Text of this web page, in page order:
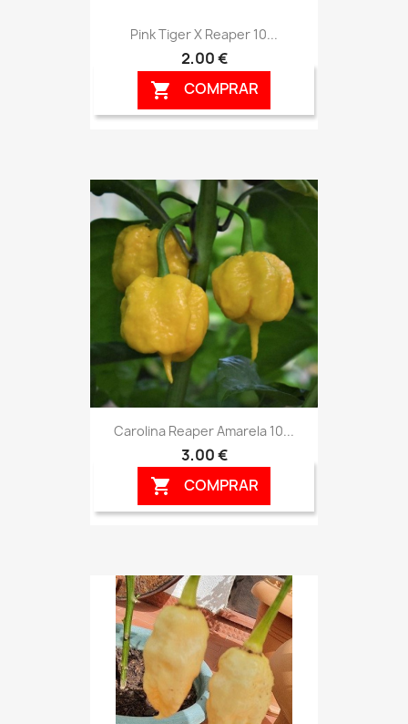
Pink Tiger X Reaper 10...
2,00 €
 COMPRAR
Carolina Reaper Amarela 10...
3,00 €
 COMPRAR